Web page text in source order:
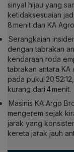
sinyal hijau yang
ketidaksesuaian
8 menit dan KA
Serangkaian
dengan tabrakan
kendaraan roda
tabrakan antara
pada pukul
kurang dari 4 menit.
Masinis KA Argo
mengerem sejak
jarak yang
kereta jarak jauh